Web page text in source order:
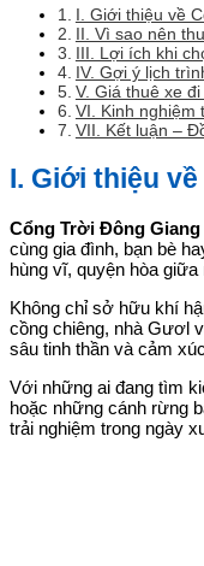
I. Giới thiệu về
II. Vì sao nên
III. Lợi ích khi
IV. Gợi ý lịch
V. Giá thuê xe
VI. Kinh nghiệm
VII. Kết luận –
I. Giới thiệu
Cổng Trời Đông Giang
cùng gia đình, bạn bè
hùng vĩ, quyện hòa
Không chỉ sở hữu khí
cồng chiêng, nhà Gươl
sâu tinh thần và cảm
Với những ai đang tìm
hoặc những cánh rừng
trải nghiệm trong ngày